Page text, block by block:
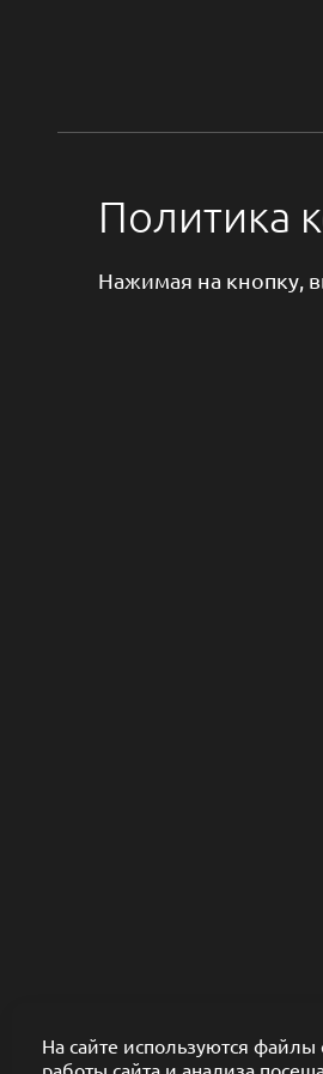
Политика
Нажимая на кнопку,
На сайте используются файлы
работы сайта и анализа